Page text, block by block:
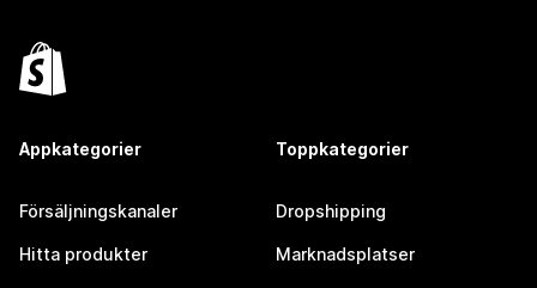
Appkategorier
Försäljningskanaler
Hitta produkter
Toppkategorier
Dropshipping
Marknadsplatser